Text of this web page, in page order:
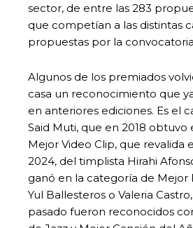
sector, de entre las 283
que competían a las distintas
propuestas por la
Algunos de los premiados
casa un reconocimiento que
en anteriores ediciones. Es el
Said Muti, que en 2018 obtuvo
Mejor Video Clip, que revalida
2024, del timplista Hirahi
ganó en la categoría de Mejor
Yul Ballesteros o Valeria
pasado fueron reconocidos